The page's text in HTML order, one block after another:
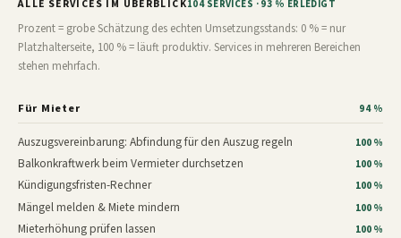
ALLE SERVICES IM ÜBERBLICK104 SERVICES · 93 % ERLEDIGT
Prozent = grobe Schätzung des echten Umsetzungsstands: 0 % = nur
Platzhalterseite, 100 % = läuft produktiv. Services in mehreren Bereichen
stehen mehrfach.
Für Mieter 94 %
Auszugsvereinbarung: Abfindung für den Auszug regeln 100 %
Balkonkraftwerk beim Vermieter durchsetzen 100 %
Kündigungsfristen-Rechner 100 %
Mängel melden & Miete mindern 100 %
Mieterhöhung prüfen lassen 100 %